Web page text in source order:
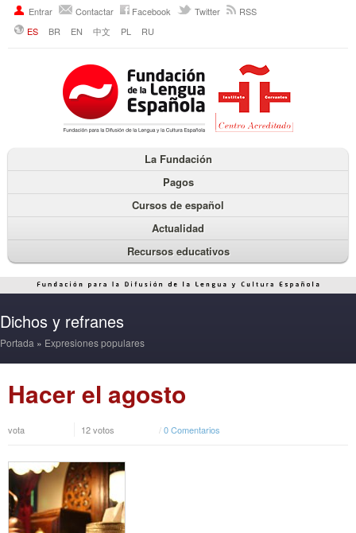
Entrar Contactar Facebook Twitter
RSS
ES
BR EN 中文 PL RU
La Fundación
Pagos
Cursos de español
Actualidad
Recursos educativos
Dichos y refranes
Portada » Expresiones populares
Hacer el agosto
vota 12 votos /0 Comentarios